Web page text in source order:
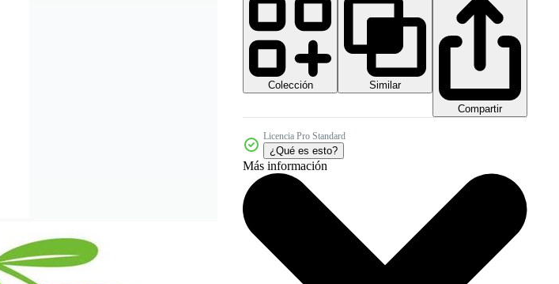
Colección
Similar
Compartir
Licencia Pro Standard
¿Qué es esto?
Más información